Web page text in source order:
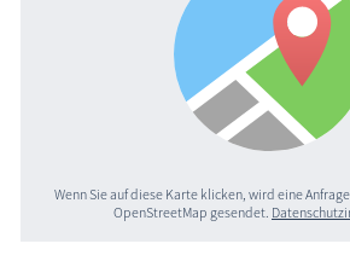
Wenn Sie auf diese Karte klicken, wird eine
OpenStreetMap gesendet.